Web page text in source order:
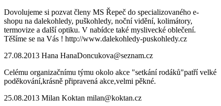
Dovolujeme si pozvat členy MS Řepeč do specializovaného e-
shopu na dalekohledy, puškohledy, noční vidění, kolimátory,
termovize a další optiku. V nabídce také myslivecké oblečení.
Těšíme se na Vás ! http://www.dalekohledy-puskohledy.cz
27.08.2013 Hana HanaDoncukova@seznam.cz
Celému organizačnímu týmu okolo akce "setkání rodáků"patří velké
poděkování,krásně připravená akce,velmi pěkné.
25.08.2013 Milan Koktan milan@koktan.cz